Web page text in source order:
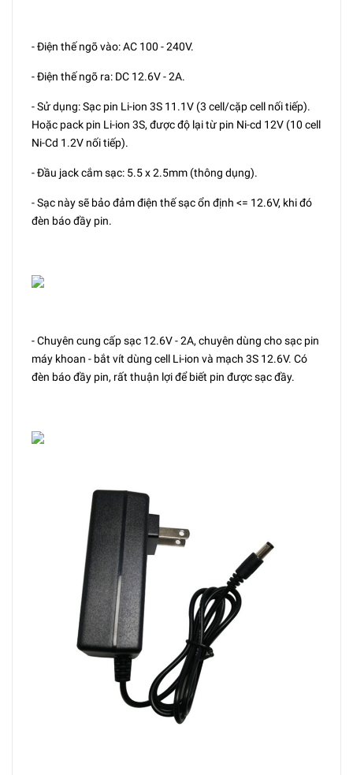
- Điện thế ngõ vào: AC 100 - 240V.
- Điện thế ngõ ra: DC 12.6V - 2A.
- Sử dụng: Sạc pin Li-ion 3S 11.1V (3 cell/cặp cell nối tiếp).
Hoặc pack pin Li-ion 3S, được độ lại từ pin Ni-cd 12V (10 cell
Ni-Cd 1.2V nối tiếp).
- Đầu jack cắm sạc: 5.5 x 2.5mm (thông dụng).
- Sạc này sẽ bảo đảm điện thế sạc ổn định <= 12.6V, khi đó
đèn báo đầy pin.
- Chuyên cung cấp sạc 12.6V - 2A, chuyên dùng cho sạc pin
máy khoan - bắt vít dùng cell Li-ion và mạch 3S 12.6V. Có
đèn báo đầy pin, rất thuận lợi để biết pin được sạc đầy.